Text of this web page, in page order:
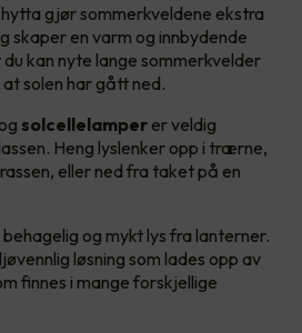
gjør sommerkveldene ekstra
skaper en varm og innbydende
kan nyte lange sommerkvelder
solen har gått ned.
og solcellelamper er veldig
Heng lyslenker opp i trærne,
eller ned fra taket på en
og mykt lys fra lanterner.
løsning som lades opp av
finnes i mange forskjellige